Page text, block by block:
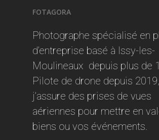
FOTAGORA
Photographe spécialisé en
d’entreprise basé à Issy-les-
Moulineaux depuis plus de
Pilote de drone depuis 2019,
j’assure des prises de vues
aériennes pour mettre en
biens ou vos événements.